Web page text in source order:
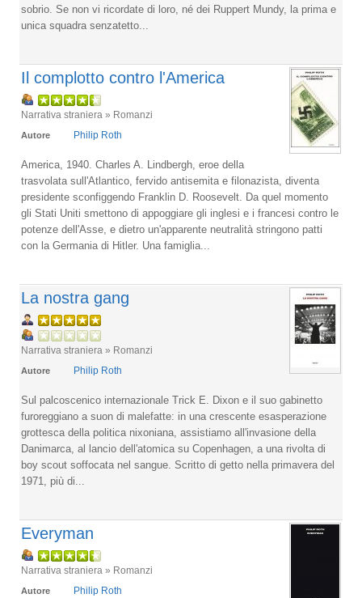
sobrio. Se non vi ricordate di loro, né dei Ruppert Mundy, la prima e
unica squadra senzatetto...
Il complotto contro l'America
Narrativa straniera » Romanzi
Autore Philip Roth
America, 1940. Charles A. Lindbergh, eroe della
trasvolata sull'Atlantico, fervido antisemita e filonazista, diventa
presidente sconfiggendo Franklin D. Roosevelt. Da quel momento
gli Stati Uniti smettono di appoggiare gli inglesi e i francesi contro le
potenze dell'Asse, e dietro un'apparente neutralità stringono patti
con la Germania di Hitler. Una famiglia...
La nostra gang
Narrativa straniera » Romanzi
Autore Philip Roth
Sul palcoscenico internazionale Trick E. Dixon e il suo gabinetto
furoreggiano a suon di malefatte: in una crescente esasperazione
grottesca della politica nixoniana, assistiamo all'invasione della
Danimarca, al lancio dell'atomica su Copenhagen, a una rivolta di
boy scout soffocata nel sangue. Scritto di getto nella primavera del
1971, più di...
Everyman
Narrativa straniera » Romanzi
Autore Philip Roth